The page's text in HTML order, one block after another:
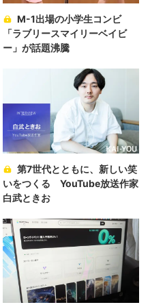
M-1出場の小学生コンビ
「ラブリースマイリーベイビ
ー」が話題沸騰
第7世代とともに、新しい笑
いをつくる YouTube放送作家
白武ときお